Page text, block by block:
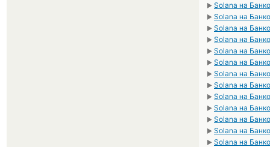
► Solana на
► Solana на
► Solana на
► Solana на
► Solana на
► Solana на
► Solana на
► Solana на
► Solana на
► Solana на
► Solana на
► Solana на
► Solana на